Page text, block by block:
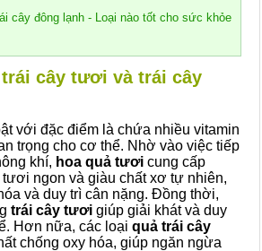
cây đông lạnh - Loại nào tốt cho sức khỏe
trái cây tươi và trái cây
với đặc điểm là chứa nhiều vitamin
trọng cho cơ thể. Nhờ vào việc tiếp
khí, hoa quả tươi cung cấp
ngon và giàu chất xơ tự nhiên,
và duy trì cân nặng. Đồng thời,
trái cây tươi giúp giải khát và duy
Hơn nữa, các loại quả trái cây
chống oxy hóa, giúp ngăn ngừa